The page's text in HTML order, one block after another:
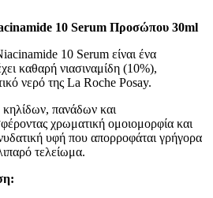
10 Serum Προσώπου 30ml
10 Serum είναι ένα
καθαρή νιασιναμίδη (10%),
νερό της La Roche Posay.
κηλίδων, πανάδων και
χρωματική ομοιομορφία και
υφή που απορροφάται γρήγορα
τελείωμα.